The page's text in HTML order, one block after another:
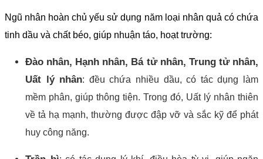
Ngũ nhân hoàn chủ yếu sử dụng năm loại nhân quả có chứa
tinh dầu và chất béo, giúp nhuận táo, hoạt trường:
Đào nhân, Hạnh nhân, Bá tử nhân, Trung tử nhân,
Uất lý nhân: đều chứa nhiều dầu, có tác dụng làm
mềm phân, giúp thông tiện. Trong đó, Uất lý nhân thiên
về tả hạ mạnh, thường được đập vỡ và sắc kỹ để phát
huy công năng.